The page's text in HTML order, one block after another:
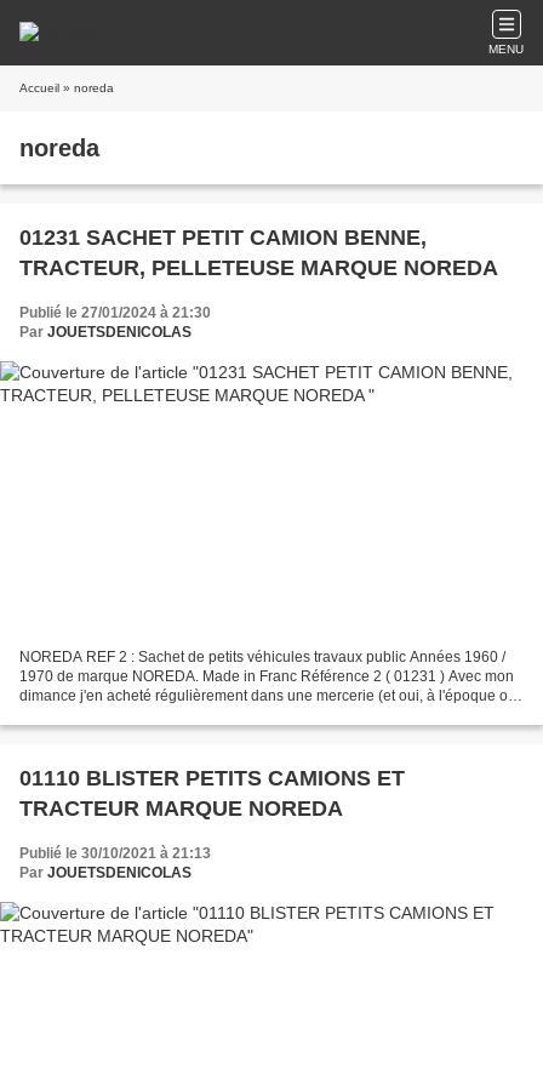
MENU
Accueil » noreda
noreda
01231 SACHET PETIT CAMION BENNE,
TRACTEUR, PELLETEUSE MARQUE NOREDA
Publié le 27/01/2024 à 21:30
Par JOUETSDENICOLAS
NOREDA REF 2 : Sachet de petits véhicules travaux public Années 1960 /
1970 de marque NOREDA. Made in Franc Référence 2 ( 01231 ) Avec mon
dimance j'en acheté régulièrement dans une mercerie (et oui, à l'époque on
01110 BLISTER PETITS CAMIONS ET
TRACTEUR MARQUE NOREDA
Publié le 30/10/2021 à 21:13
Par JOUETSDENICOLAS